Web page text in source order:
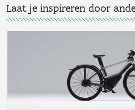
Laat je inspireren door